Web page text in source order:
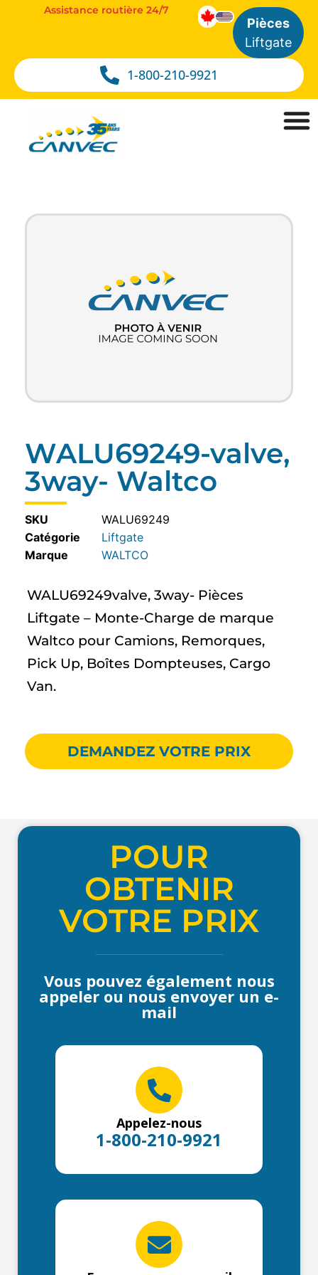
1-800-210-9921
Assistance routière 24/7
Pièces
Liftgate
WALU69249-valve,
3way- Waltco
SKU
WALU69249
Catégorie
Liftgate
WALTCO
WALU69249valve, 3way- Pièces
Liftgate – Monte-Charge de marque
Waltco pour Camions, Remorques,
Pick Up, Boîtes Dompteuses, Cargo
Van.
DEMANDEZ VOTRE PRIX
POUR
OBTENIR
VOTRE PRIX
Vous pouvez également nous
appeler ou nous envoyer un e-
mail
Appelez-nous
1-800-210-9921